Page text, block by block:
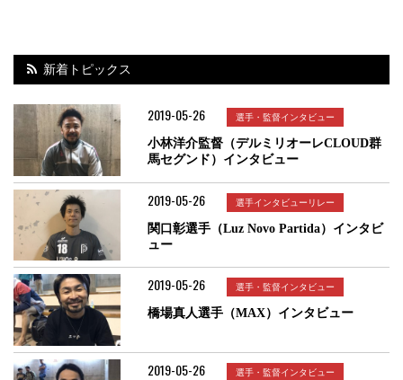
新着トピックス
2019-05-26 選手・監督インタビュー
小林洋介監督（デルミリオーレCLOUD群
馬セグンド）インタビュー
2019-05-26 選手インタビューリレー
関口彰選手（Luz Novo Partida）インタビ
ュー
2019-05-26 選手・監督インタビュー
橋場真人選手（MAX）インタビュー
2019-05-26 選手・監督インタビュー